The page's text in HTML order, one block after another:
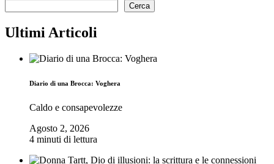
Cerca
Ultimi Articoli
Diario di una Brocca: Voghera
Caldo e consapevolezze
Agosto 2, 2026
4 minuti di lettura